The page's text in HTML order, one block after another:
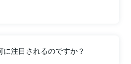
注目されるのですか？